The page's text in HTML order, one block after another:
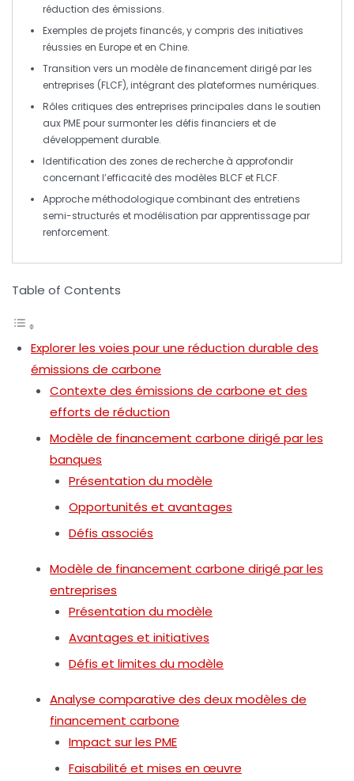
réduction des émissions.
Exemples deprojets financés, y compris des initiatives
réussies en Europe et en Chine.
Transition vers un modèle definancement dirigé par les
entreprises (FLCF), intégrant des plateformes numériques.
Rôles critiques des entreprises principales dans le soutien
auxPMEpour surmonter les défis financiers et de
développement durable.
Identification des zones de recherche à approfondir
concernant l’efficacité des modèles BLCF et FLCF.
Approche méthodologique combinant des entretiens
semi-structurés etmodélisation par apprentissage par
renforcement.
Table of Contents
Explorer les voies pour une réduction durable des
émissions de carbone
Contexte des émissions de carbone et des
efforts de réduction
Modèle de financement carbone dirigé par les
banques
Présentation du modèle
Opportunités et avantages
Défis associés
Modèle de financement carbone dirigé par les
entreprises
Présentation du modèle
Avantages et initiatives
Défis et limites du modèle
Analyse comparative des deux modèles de
financement carbone
Impact sur les PME
Faisabilité et mises en œuvre